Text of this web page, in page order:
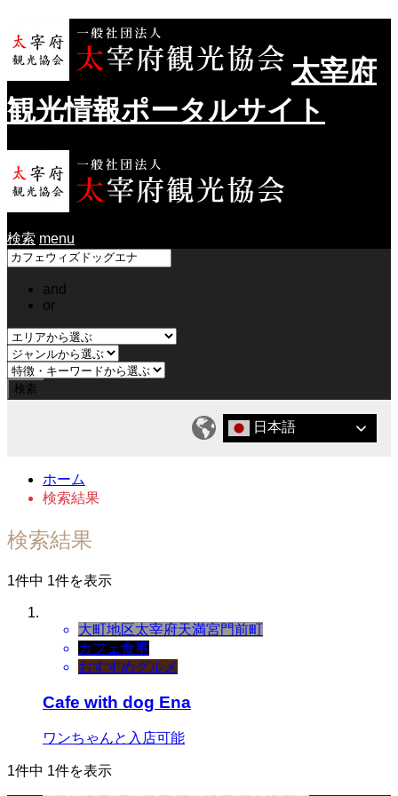
太宰府
観光情報ポータルサイト
検索 menu
and
or
日本語
ホーム
検索結果
検索結果
1件中 1件を表示
大町地区太宰府天満宮門前町
カフェ食事
おすすめグルメ
Cafe with dog Ena
ワンちゃんと入店可能
1件中 1件を表示